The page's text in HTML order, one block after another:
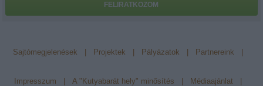
FELIRATKOZOM
Sajtómegjelenések Projektek Pályázatok Partnereink
Impresszum A "Kutyabarát hely" minősítés Médiaajánlat